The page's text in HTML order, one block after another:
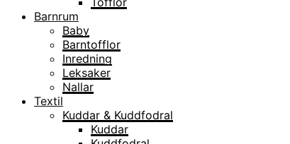
Barnrum
Baby
Barntofflor
Inredning
Leksaker
Nallar
Textil
Kuddar & Kuddfodral
Kuddar